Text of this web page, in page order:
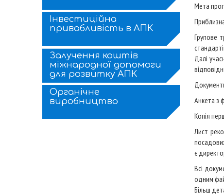
Інвестиційна
привабливість в АПК
Залучення коштів
міжнародної допомоги
для розвитку АПК
Органічне
виробництво
Мета
Групове
Далі
Анкета з
Копія
Лист
є
Всі
одним
Більш